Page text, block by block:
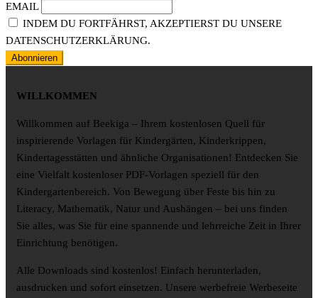
EMAIL
INDEM DU FORTFÄHRST, AKZEPTIERST DU UNSERE
DATENSCHUTZERKLÄRUNG.
WILLKOMMEN
Willkommen auf Beekiga – Ihrem kostenlosen Quell für
inspirierende Vorlagen für Kindergärten, Kinderkrippen,
Kindertagesstätten und ähnliche Organisationen! Entdecken Sie
eine Vielfalt kostenloser PDF-Vorlagen speziell für den
Kindergartenbereich. Von Bewegung über Feste bis hin zu
Literacy, Mathematik, Natur und Aushängen – bei uns finden
Sie alles, was Sie für eine spannende und lehrreiche Zeit in Ihrer
Einrichtung benötigen.
Alle Downloads sind kostenlos! Einfach herunterladen,
ausdrucken und sofort einsetzen. Unsere werbefreie Werbeseite